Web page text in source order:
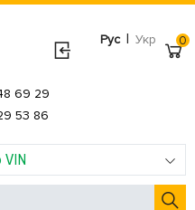
Рус | Укр
69 29
53 86
0